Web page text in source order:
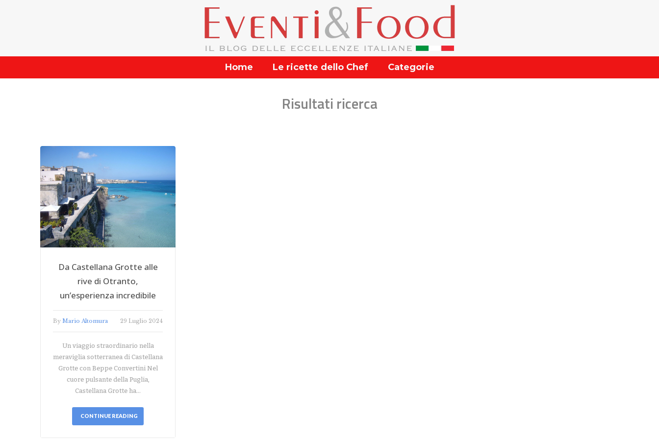
Home Le ricette dello Chef Categorie
Risultati ricerca
Da Castellana Grotte alle
rive di Otranto,
un’esperienza incredibile
By Mario Altomura 29 Luglio 2024
Un viaggio straordinario nella
meraviglia sotterranea di Castellana
Grotte con Beppe Convertini Nel
cuore pulsante della Puglia,
Castellana Grotte ha…
CONTINUE READING